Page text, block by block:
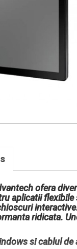
ofera
aplicatii
ridicata.
si cablul